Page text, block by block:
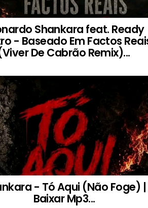
Shankara feat. Ready
- Baseado Em Factos
De Cabrão Remix)...
- Tó Aqui (Não Foge) |
Baixar Mp3...